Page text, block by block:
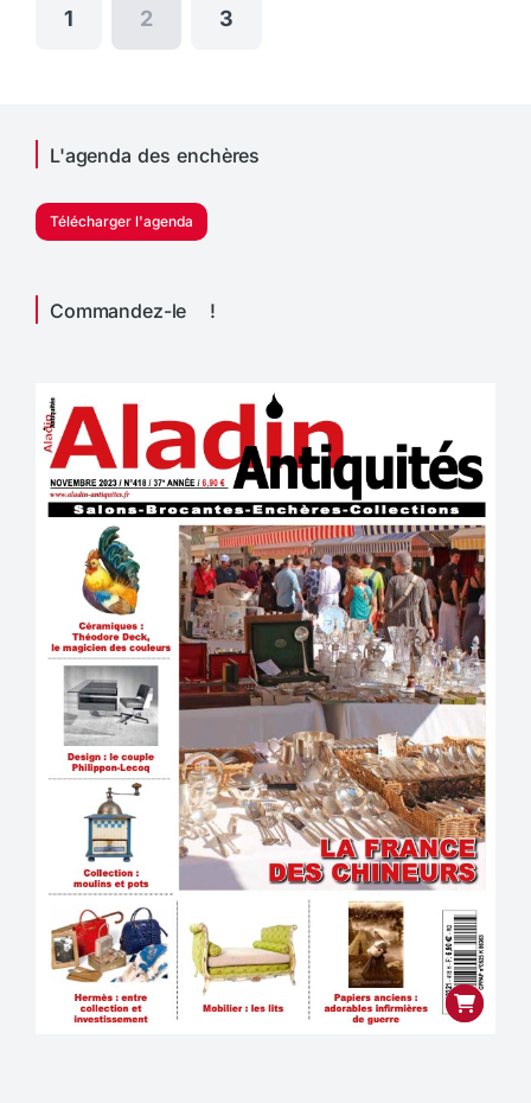
1 2 3
L'agenda des enchères
Télécharger l'agenda
Commandez-le !